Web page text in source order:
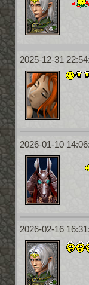
2025-12-31
2026-01-10
2026-02-16